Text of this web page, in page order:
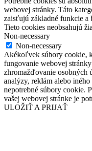
webovej stránky. Táto
zaisťujú základné funkcie a
Tieto cookies neobsahujú
Non-necessary
Non-necessary
Akékoľvek súbory cookie,
fungovanie webovej
zhromažďovanie osobných
analýzy, reklám alebo
nepotrebné súbory cookie.
vašej webovej stránke je
ULOŽIŤ A PRIJAŤ